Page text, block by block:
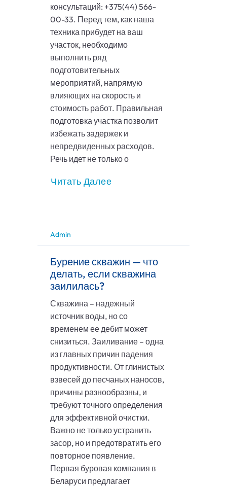
консультаций: +375(44) 566-
00-33. Перед тем, как наша
техника прибудет на ваш
участок, необходимо
выполнить ряд
подготовительных
мероприятий, напрямую
влияющих на скорость и
стоимость работ. Правильная
подготовка участка позволит
избежать задержек и
непредвиденных расходов.
Речь идет не только о
Читать Далее
Admin
Бурение скважин — что
делать, если скважина
заилилась?
Скважина – надежный
источник воды, но со
временем ее дебит может
снизиться. Заиливание – одна
из главных причин падения
продуктивности. От глинистых
взвесей до песчаных наносов,
причины разнообразны, и
требуют точного определения
для эффективной очистки.
Важно не только устранить
засор, но и предотвратить его
повторное появление.
Первая буровая компания в
Беларуси предлагает